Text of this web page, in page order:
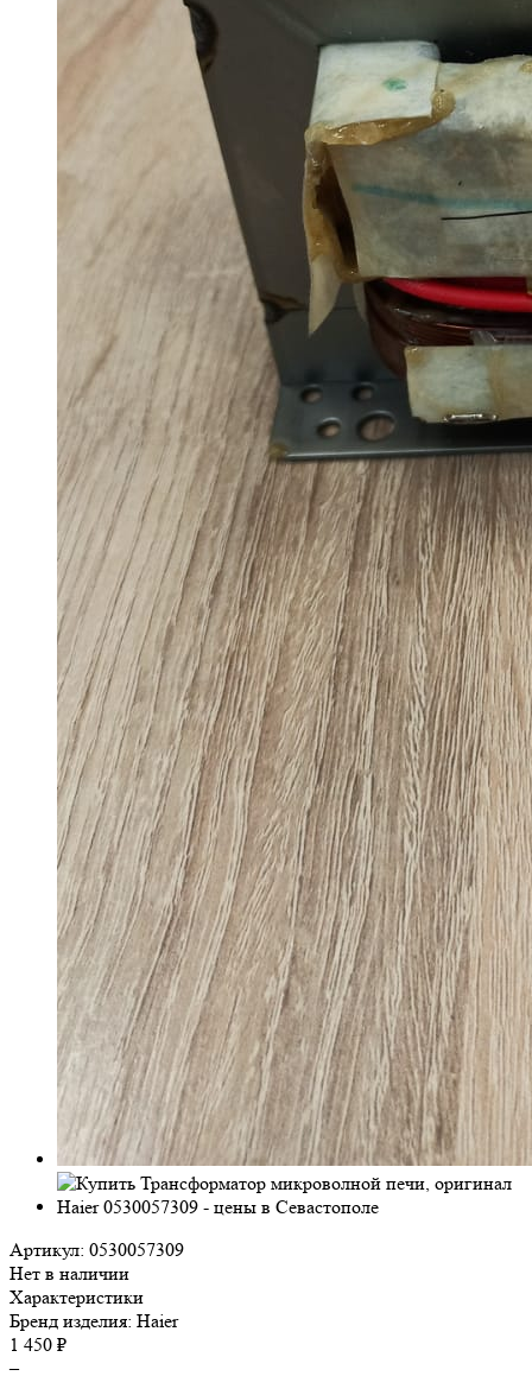
Артикул: 0530057309
Нет в наличии
Характеристики
Бренд изделия: Haier
1 450 ₽
–